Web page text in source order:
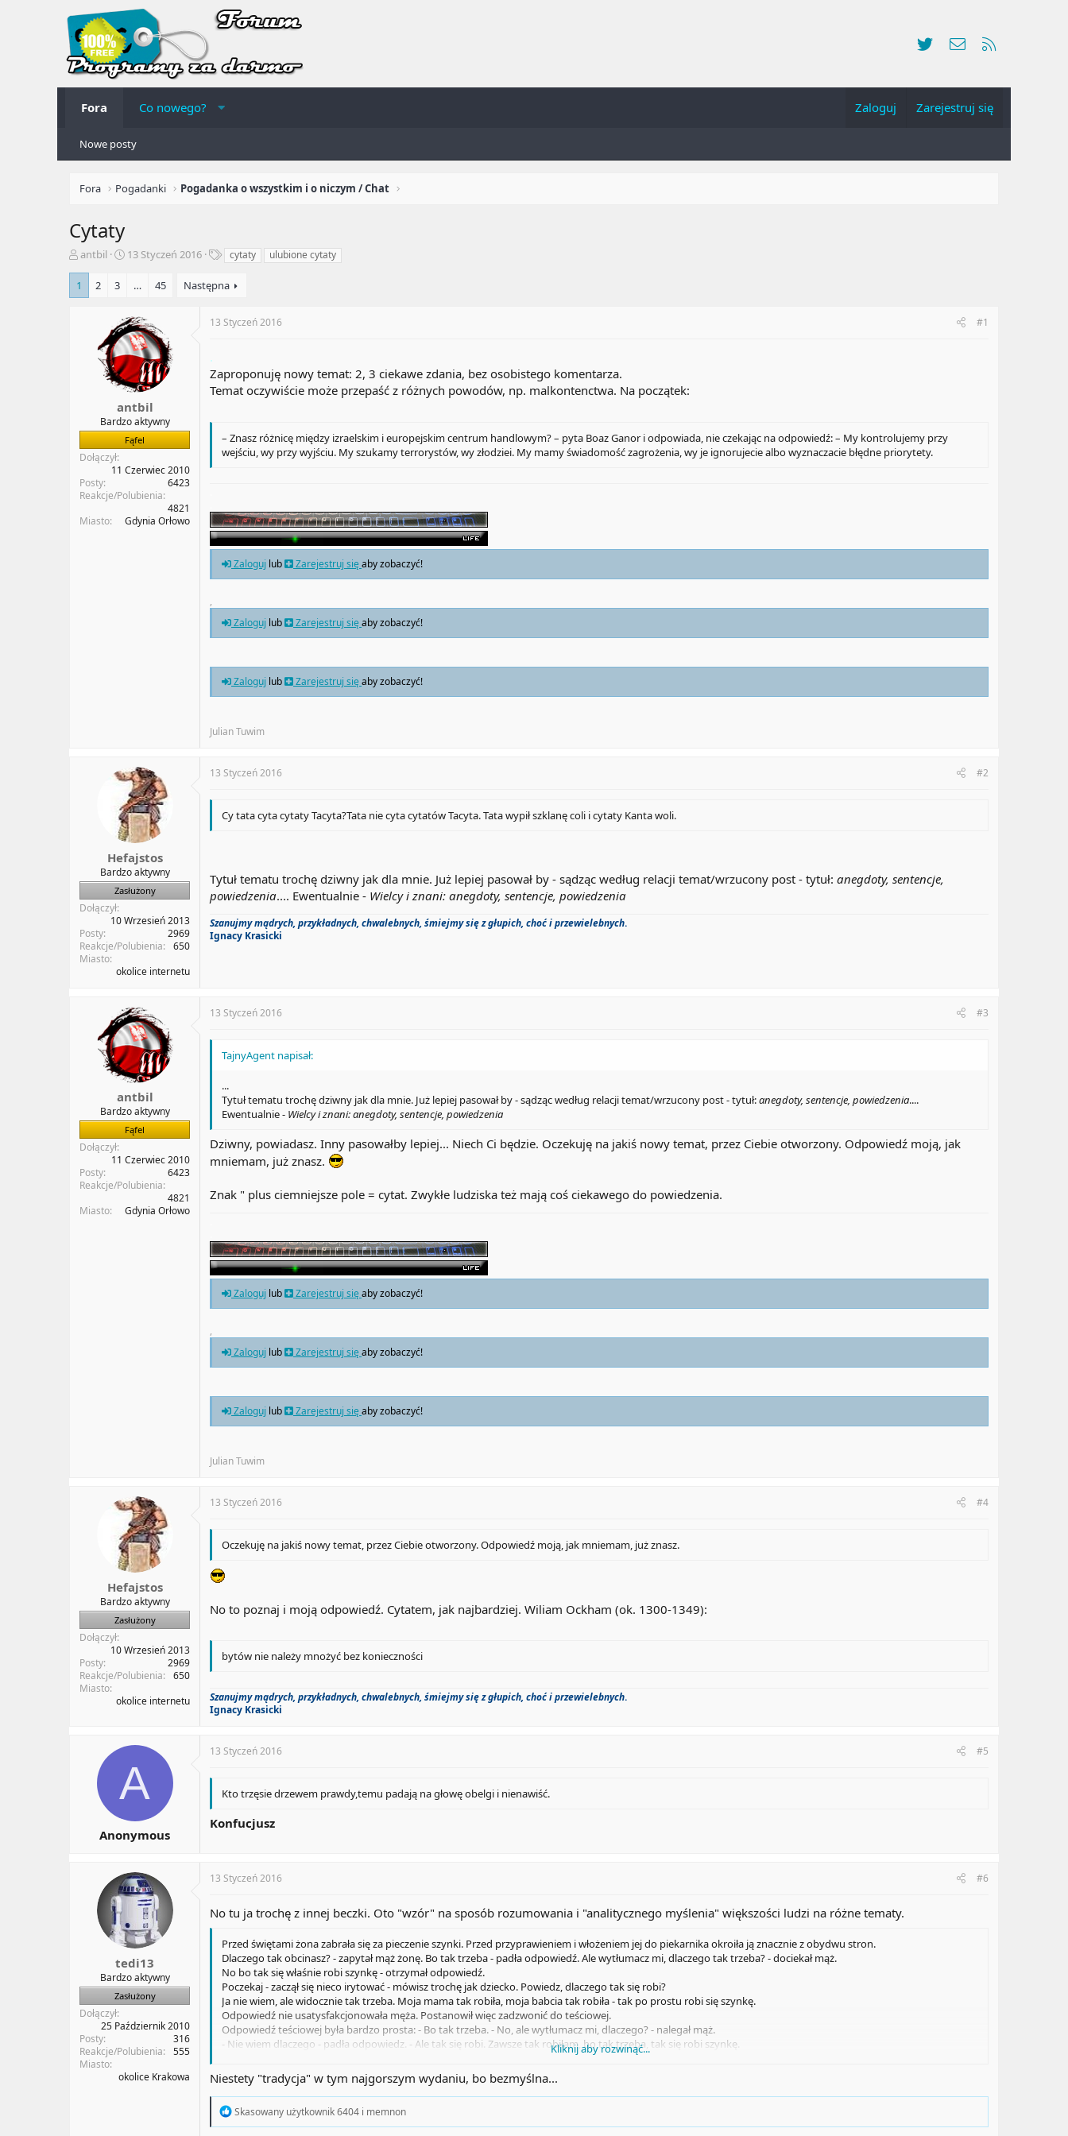
Twitter Kontakt
Fora Co nowego? Zaloguj Zarejestruj się
Nowe posty
Fora Pogadanki Pogadanka o wszystkim i o niczym / Chat
Cytaty
A
t
o
antbil
R
c
z
ę
t
y
13 Styczeń 2016
T
g
cytaty ulubione cytaty
1 2 3 … 45 Następna
antbil
Bardzo aktywny
Fąfel
Dołączył
11 Czerwiec 2010
Posty
6423
Reakcje/Polubienia
4821
Miasto
Gdynia Orłowo
13 Styczeń 2016 #1
.
Zaproponuję nowy temat: 2, 3 ciekawe zdania, bez osobistego komentarza.
Temat oczywiście może przepaść z różnych powodów, np. malkontenctwa. Na początek:
– Znasz różnicę między izraelskim i europejskim centrum handlowym? – pyta Boaz Ganor i odpowiada, nie czekając na odpowiedź: – My kontrolujemy przy
wejściu, wy przy wyjściu. My szukamy terrorystów, wy złodziei. My mamy świadomość zagrożenia, wy je ignorujecie albo wyznaczacie błędne priorytety.
Zaloguj lub Zarejestruj sięaby zobaczyć!
,
Zaloguj lub Zarejestruj sięaby zobaczyć!
Zaloguj lub Zarejestruj sięaby zobaczyć!
Julian Tuwim
Hefajstos
Bardzo aktywny
Zasłużony
Dołączył
10 Wrzesień 2013
Posty
2969
Reakcje/Polubienia
650
Miasto
okolice internetu
13 Styczeń 2016 #2
Cy tata cyta cytaty Tacyta?Tata nie cyta cytatów Tacyta. Tata wypił szklanę coli i cytaty Kanta woli.
Tytuł tematu trochę dziwny jak dla mnie. Już lepiej pasował by - sądząc według relacji temat/wrzucony post - tytuł: anegdoty, sentencje,
powiedzenia.... Ewentualnie - Wielcy i znani: anegdoty, sentencje, powiedzenia
Szanujmy mądrych, przykładnych, chwalebnych, śmiejmy się z głupich, choć i przewielebnych.
Ignacy Krasicki
antbil
Bardzo aktywny
Fąfel
Dołączył
11 Czerwiec 2010
Posty
6423
Reakcje/Polubienia
4821
Miasto
Gdynia Orłowo
13 Styczeń 2016 #3
TajnyAgent napisał:
...
Tytuł tematu trochę dziwny jak dla mnie. Już lepiej pasował by - sądząc według relacji temat/wrzucony post - tytuł:anegdoty, sentencje, powiedzenia....
Ewentualnie - Wielcy i znani: anegdoty, sentencje, powiedzenia
Dziwny, powiadasz. Inny pasowałby lepiej... Niech Ci będzie. Oczekuję na jakiś nowy temat, przez Ciebie otworzony. Odpowiedź moją, jak
mniemam, już znasz.
Znak " plus ciemniejsze pole = cytat. Zwykłe ludziska też mają coś ciekawego do powiedzenia.
Zaloguj lub Zarejestruj sięaby zobaczyć!
,
Zaloguj lub Zarejestruj sięaby zobaczyć!
Zaloguj lub Zarejestruj sięaby zobaczyć!
Julian Tuwim
Hefajstos
Bardzo aktywny
Zasłużony
Dołączył
10 Wrzesień 2013
Posty
2969
Reakcje/Polubienia
650
Miasto
okolice internetu
13 Styczeń 2016 #4
Oczekuję na jakiś nowy temat, przez Ciebie otworzony. Odpowiedź moją, jak mniemam, już znasz.
No to poznaj i moją odpowiedź. Cytatem, jak najbardziej. Wiliam Ockham (ok. 1300-1349):
bytów nie należy mnożyć bez konieczności
Szanujmy mądrych, przykładnych, chwalebnych, śmiejmy się z głupich, choć i przewielebnych.
Ignacy Krasicki
A
Anonymous
13 Styczeń 2016 #5
Kto trzęsie drzewem prawdy,temu padają na głowę obelgi i nienawiść.
Konfucjusz
tedi13
Bardzo aktywny
Zasłużony
Dołączył
25 Październik 2010
Posty
316
Reakcje/Polubienia
555
Miasto
okolice Krakowa
13 Styczeń 2016 #6
No tu ja trochę z innej beczki. Oto "wzór" na sposób rozumowania i "analitycznego myślenia" większości ludzi na różne tematy.
Przed świętami żona zabrała się za pieczenie szynki. Przed przyprawieniem i włożeniem jej do piekarnika okroiła ją znacznie z obydwu stron.
Dlaczego tak obcinasz? - zapytał mąż żonę. Bo tak trzeba - padła odpowiedź. Ale wytłumacz mi, dlaczego tak trzeba? - dociekał mąż.
No bo tak się właśnie robi szynkę - otrzymał odpowiedź.
Poczekaj - zaczął się nieco irytować - mówisz trochę jak dziecko. Powiedz, dlaczego tak się robi?
Ja nie wiem, ale widocznie tak trzeba. Moja mama tak robiła, moja babcia tak robiła - tak po prostu robi się szynkę.
Odpowiedź nie usatysfakcjonowała męża. Postanowił więc zadzwonić do teściowej.
Odpowiedź teściowej była bardzo prosta: - Bo tak trzeba. - No, ale wytłumacz mi, dlaczego? - nalegał mąż.
- Nie wiem dlaczego - padła odpowiedz. - Ale tak się robi. Zawsze tak robiłam, bo tak trzeba, tak się robi szynkę.
Mąż wiedziony ciekawością postanowił zapytać babcię staruszkę licząc na to, że ona da mu odpowiedź:
- Babciu, moja żona przed pieczeniem okraja szynkę, jej matka przed pieczeniem okraja szynkę, obie mówią, że tak się właśnie robi szynkę, proszę zdradź mi ten
cudowny sekret dlaczego tak trzeba? Dlaczego Ty tak robiłaś? Babcia spojrzała na niego trochę dziwnie i odpowiedziała:
- Bo miałam mały piekarnik...
Kliknij aby rozwinąć...
Niestety "tradycja" w tym najgorszym wydaniu, bo bezmyślna...
R
Skasowany użytkownik 6404 i memnon